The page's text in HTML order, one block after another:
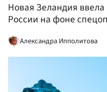
Новая Зеландия
России на фоне
Александра Ипполитова